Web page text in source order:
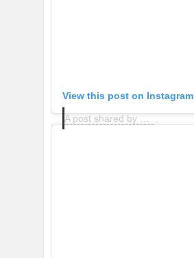
View this post on Instagram